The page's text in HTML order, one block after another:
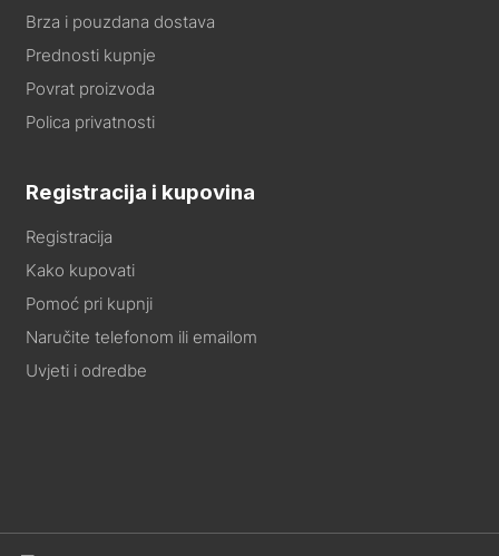
Brza i pouzdana dostava
Prednosti kupnje
Povrat proizvoda
Polica privatnosti
Registracija i kupovina
Registracija
Kako kupovati
Pomoć pri kupnji
Naručite telefonom ili emailom
Uvjeti i odredbe